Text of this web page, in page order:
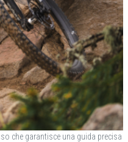
che garantisce una guida precisa